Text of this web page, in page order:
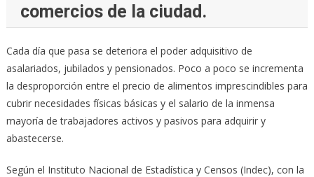
comercios de la ciudad.
Cada día que pasa se deteriora el poder adquisitivo de
asalariados, jubilados y pensionados. Poco a poco se incrementa
la desproporción entre el precio de alimentos imprescindibles para
cubrir necesidades físicas básicas y el salario de la inmensa
mayoría de trabajadores activos y pasivos para adquirir y
abastecerse.
Según el Instituto Nacional de Estadística y Censos (Indec), con la